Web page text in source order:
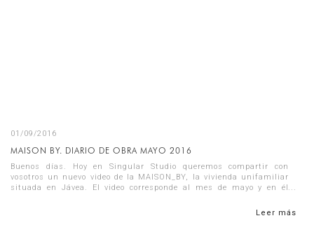
01/09/2016
MAISON BY. DIARIO DE OBRA MAYO 2016
Buenos días. Hoy en Singular Studio queremos compartir con
vosotros un nuevo video de la MAISON_BY, la vivienda unifamiliar
situada en Jávea. El video corresponde al mes de mayo y en él
Leer más